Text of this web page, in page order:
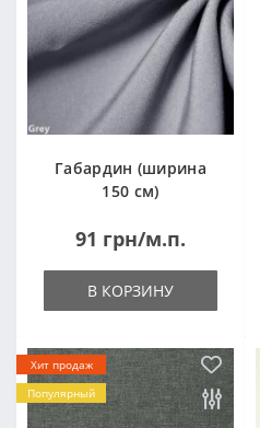
Габардин (ширина
150 см)
91 грн/м.п.
В КОРЗИНУ
Хит продаж
Популярный